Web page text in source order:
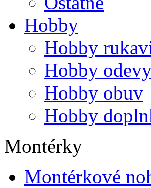
Hobby
Hobby
Hobby
Hobby obuv
Hobby
Montérky
Montérkové